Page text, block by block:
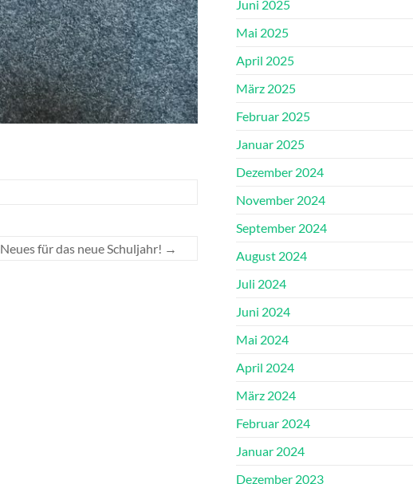
Neues für das neue Schuljahr! →
Juni 2025
Mai 2025
April 2025
März 2025
Februar 2025
Januar 2025
Dezember 2024
November 2024
September 2024
August 2024
Juli 2024
Juni 2024
Mai 2024
April 2024
März 2024
Februar 2024
Januar 2024
Dezember 2023